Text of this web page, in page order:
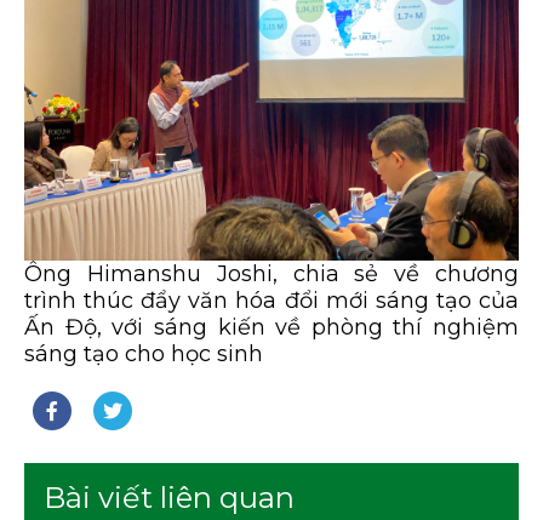
Ông Himanshu Joshi, chia sẻ về chương
trình thúc đẩy văn hóa đổi mới sáng tạo của
Ấn Độ, với sáng kiến về phòng thí nghiệm
sáng tạo cho học sinh
Bài viết liên quan